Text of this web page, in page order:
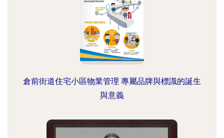
倉前街道住宅小區物業管理 專屬品牌與標識的誕生
與意義